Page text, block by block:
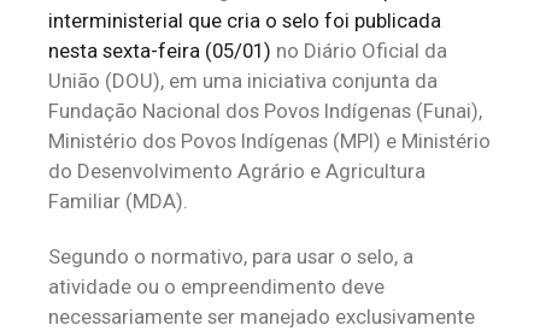
interministerial que cria o selo foi publicada
nesta sexta-feira (05/01) no Diário Oficial da
União (DOU), em uma iniciativa conjunta da
Fundação Nacional dos Povos Indígenas (Funai),
Ministério dos Povos Indígenas (MPI) e Ministério
do Desenvolvimento Agrário e Agricultura
Familiar (MDA).
Segundo o normativo, para usar o selo, a
atividade ou o empreendimento deve
necessariamente ser manejado exclusivamente